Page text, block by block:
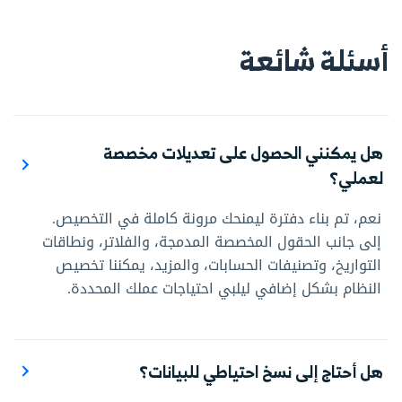
أسئلة شائعة
هل يمكنني الحصول على تعديلات مخصصة
لعملي؟
نعم، تم بناء دفترة ليمنحك مرونة كاملة في التخصيص.
إلى جانب الحقول المخصصة المدمجة، والفلاتر، ونطاقات
التواريخ، وتصنيفات الحسابات، والمزيد، يمكننا تخصيص
النظام بشكل إضافي ليلبي احتياجات عملك المحددة.
هل أحتاج إلى نسخ احتياطي للبيانات؟
نعم – ونحن نوفره لك بشكل دائم. مع نمو أعمال عملائنا،